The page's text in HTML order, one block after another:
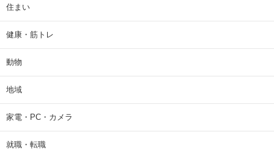
住まい
健康・筋トレ
動物
地域
家電・PC・カメラ
就職・転職